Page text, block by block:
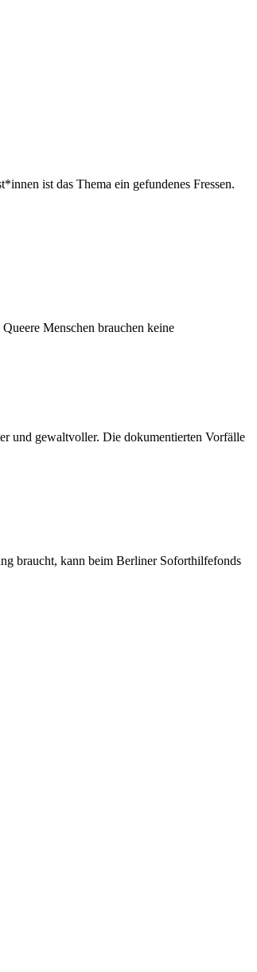
ist das Thema ein gefundenes Fressen.
Menschen brauchen keine
und gewaltvoller. Die dokumentierten Vorfälle
braucht, kann beim Berliner Soforthilfefonds